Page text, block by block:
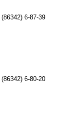
(86342) 6-87-39
(86342) 6-80-20